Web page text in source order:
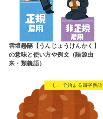
雲壌懸隔【うんじょうけんかく】
の意味と使い方や例文（語源由
来・類義語）
「し」で始まる四字熟語